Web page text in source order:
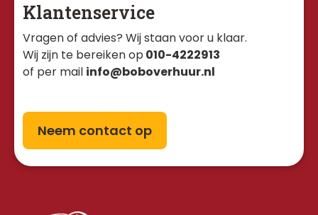
Klantenservice
Vragen of advies? Wij staan voor u klaar.
Wij zijn te bereiken op 010-4222913
of per mail info@boboverhuur.nl
Neem contact op